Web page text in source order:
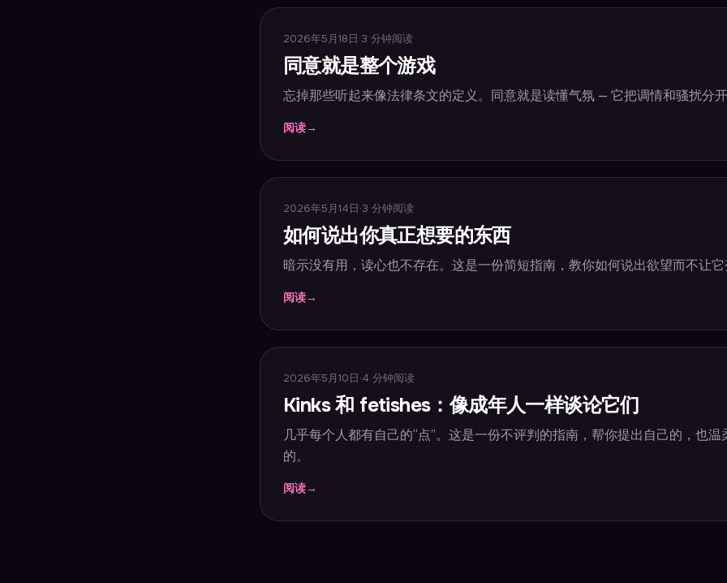
2026年5月18日·3 分钟阅读
同意就是整个游戏
忘掉那些听起来像法律条文的定义。同意就是读懂气氛 — 它把调情和骚扰分
阅读→
2026年5月14日·3 分钟阅读
如何说出你真正想要的东西
暗示没有用，读心也不存在。这是一份简短指南，教你如何说出欲望而不让
阅读→
2026年5月10日·4 分钟阅读
Kinks 和 fetishes：像成年人一样谈论它们
几乎每个人都有自己的“点”。这是一份不评判的指南，帮你提出自己的，也温
的。
阅读→